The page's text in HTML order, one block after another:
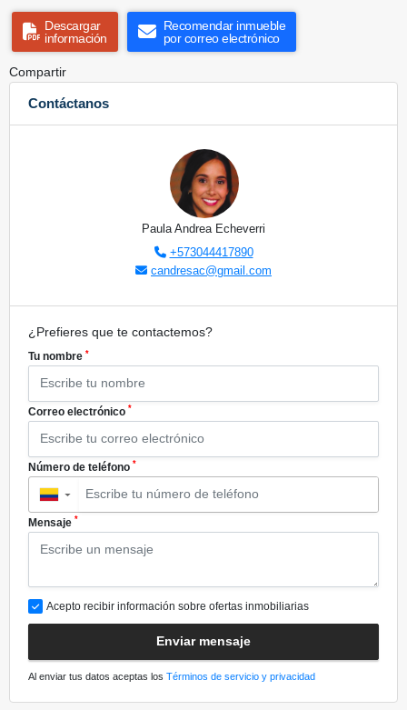
Descargar
información
Recomendar inmueble
por correo electrónico
Compartir
Contáctanos
Paula Andrea Echeverri
+573044417890
candresac@gmail.com
¿Prefieres que te contactemos?
Tu nombre *
Correo electrónico *
Número de teléfono *
▼
Mensaje *
Acepto recibir información sobre ofertas inmobiliarias
Enviar mensaje
Al enviar tus datos aceptas los Términos de servicio y privacidad